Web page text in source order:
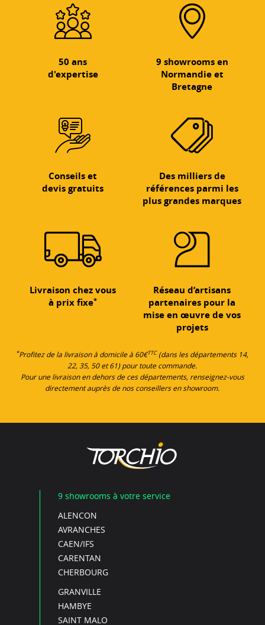
50 ans
d'expertise
9 showrooms en
Normandie et
Bretagne
Conseils et
devis gratuits
Des milliers de
références parmi les
plus grandes marques
Livraison chez vous
à prix fixe*
Réseau d’artisans
partenaires pour la
mise en œuvre de vos
projets
*Profitez de la livraison à domicile à 60€TTC(dans les départements 14,
22, 35, 50 et 61) pour toute commande.
Pour une livraison en dehors de ces départements, renseignez-vous
directement auprès de nos conseillers en showroom.
9 showrooms à votre service
ALENCON
AVRANCHES
CAEN/IFS
CARENTAN
CHERBOURG
GRANVILLE
HAMBYE
SAINT MALO